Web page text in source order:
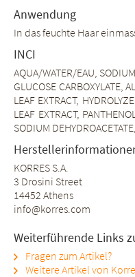
Anwendung
In das feuchte Haar
INCI
AQUA/WATER/EAU,
GLUCOSE CARBOXYLATE,
LEAF EXTRACT,
LEAF EXTRACT,
SODIUM
KORRES S.A.
3 Drosini Street
14452 Athens
info@korres.com
Weiterführende Links
Fragen zum Artikel?
Weitere Artikel von